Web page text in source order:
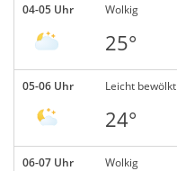
04-05 Uhr Wolkig
25°
05-06 Uhr Leicht bewölkt
24°
06-07 Uhr Wolkig